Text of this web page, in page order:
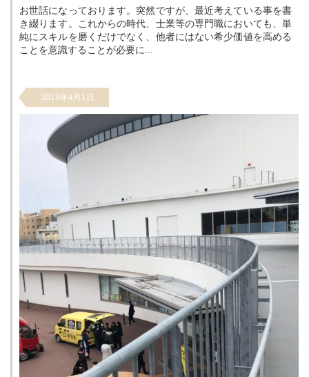
お世話になっております。突然ですが、最近考えている事を書
き綴ります。これからの時代、士業等の専門職においても、単
純にスキルを磨くだけでなく、他者にはない希少価値を高める
ことを意識することが必要に...
2019年4月1日